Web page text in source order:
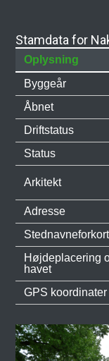
Stamdata for
Oplysning
Byggeår
Åbnet
Driftstatus
Status
Arkitekt
Adresse
Højdeplacering
havet
GPS koordinater